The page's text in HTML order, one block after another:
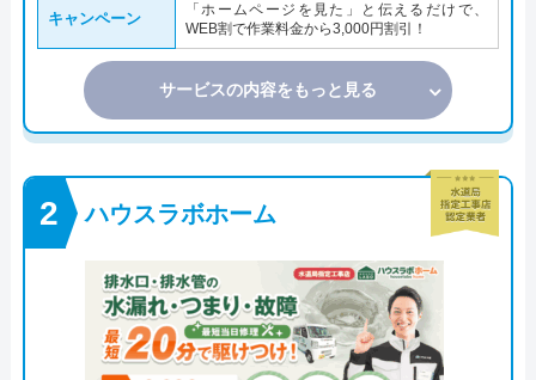
キャンペーン
「ホームページを見た」と伝えるだけで、
WEB割で作業料金から3,000円割引！
サービスの内容をもっと見る
ハウスラボホーム